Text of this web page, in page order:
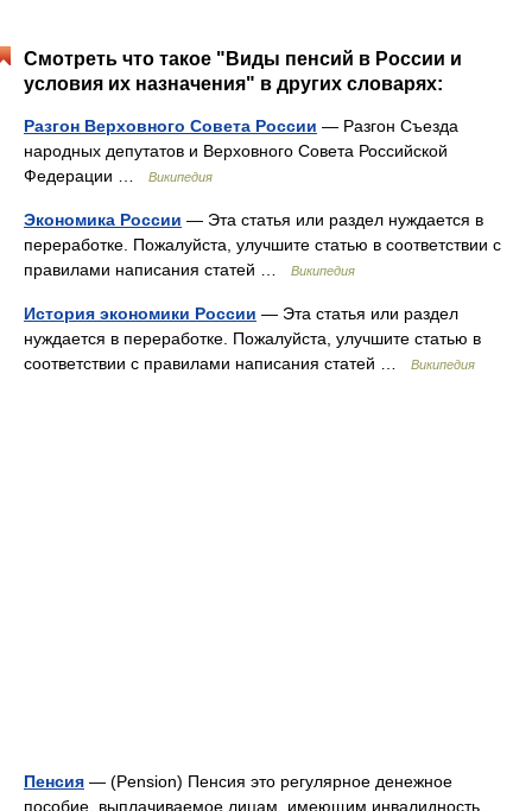
Смотреть что такое "Виды пенсий в России и
условия их назначения" в других словарях:
Разгон Верховного Совета России — Разгон Съезда
народных депутатов и Верховного Совета Российской
Федерации …
Википедия
Экономика России — Эта статья или раздел нуждается в
переработке. Пожалуйста, улучшите статью в соответствии с
правилами написания статей …
Википедия
История экономики России — Эта статья или раздел
нуждается в переработке. Пожалуйста, улучшите статью в
соответствии с правилами написания статей …
Википедия
Пенсия — (Pension) Пенсия это регулярное денежное
пособие, выплачиваемое лицам, имеющим инвалидность,